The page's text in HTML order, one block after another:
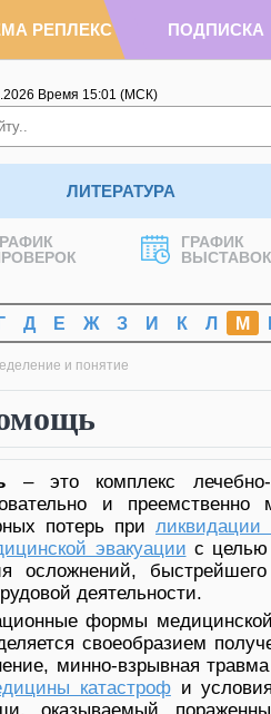
РЕПЛЕКС ПОДПИСКА
Время 15:01 (МСК)
ЛИТЕРАТУРА
ГРАФИК
ВЫСТАВОК
Г Д Е Ж З И К Л М
и понятие
– это комплекс лечебно-
и
потерь при
эвакуации с целью
осложнений,
деятельности.
формы
своеобразием
минно-взрывная
катастрофи